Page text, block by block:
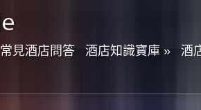
常見酒店問答 酒店知識寶庫 » 酒